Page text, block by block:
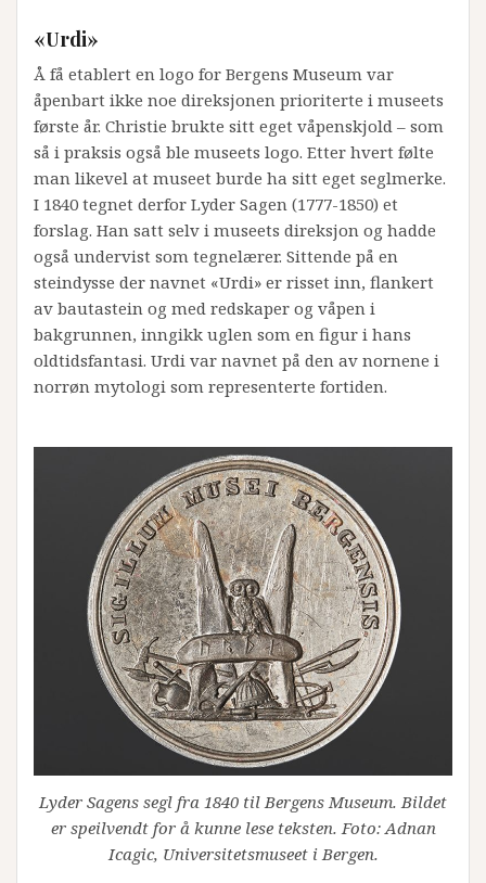
«Urdi»
Å få etablert en logo for Bergens Museum var
åpenbart ikke noe direksjonen prioriterte i museets
første år. Christie brukte sitt eget våpenskjold – som
så i praksis også ble museets logo. Etter hvert følte
man likevel at museet burde ha sitt eget seglmerke.
I 1840 tegnet derfor Lyder Sagen (1777-1850) et
forslag. Han satt selv i museets direksjon og hadde
også undervist som tegnelærer. Sittende på en
steindysse der navnet «Urdi» er risset inn, flankert
av bautastein og med redskaper og våpen i
bakgrunnen, inngikk uglen som en figur i hans
oldtidsfantasi. Urdi var navnet på den av nornene i
norrøn mytologi som representerte fortiden.
Lyder Sagens segl fra 1840 til Bergens Museum. Bildet
er speilvendt for å kunne lese teksten. Foto: Adnan
Icagic, Universitetsmuseet i Bergen.